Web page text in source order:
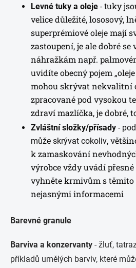
Levné tuky a oleje - tuky
velice důležité, lososový,
superprémiové oleje mají
zastoupení, je ale dobré
náhražkám např.
uvidíte obecný pojem
mohou skrývat nekvalitní
zpracované pod vysokou
zdraví mazlíčka, je dobré,
Zvláštní složky/přísady -
může skrývat cokoliv,
k zamaskování
výrobce vždy uvádí
vyhněte krmivům s těmito
nejasnými informacemi
Barevné granule
Barviva a konzervanty - žluť,
příkladů umělých barviv, které